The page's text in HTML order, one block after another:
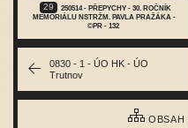
29
250514 - PŘEPYCHY - 30. ROČNÍK
MEMORIÁLU NSTRŽM. PAVLA PRAŽÁKA -
©PR - 132
0830 - 1 - ÚO HK - ÚO
Trutnov
OBSAH